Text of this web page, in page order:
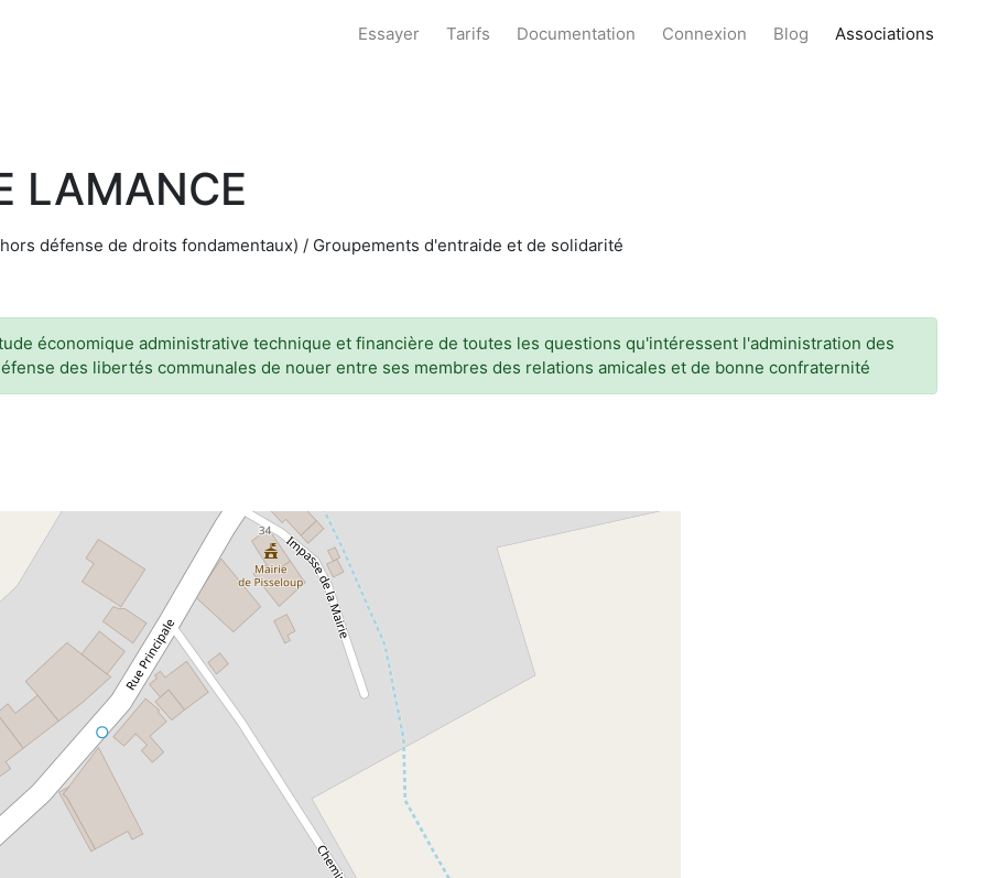
Essayer Tarifs Documentation Connexion Blog Associations
LAMANCE
défense de droits fondamentaux) / Groupements d'entraide et de solidarité
économique administrative technique et financière de toutes les questions qu'intéressent l'administration des
des libertés communales de nouer entre ses membres des relations amicales et de bonne confraternité